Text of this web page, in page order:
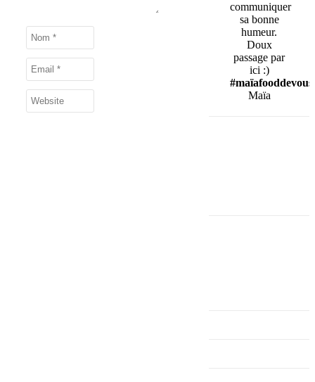
communiquer
sa bonne
humeur.
Doux
passage par
ici :)
#maïafooddevous
Maïa